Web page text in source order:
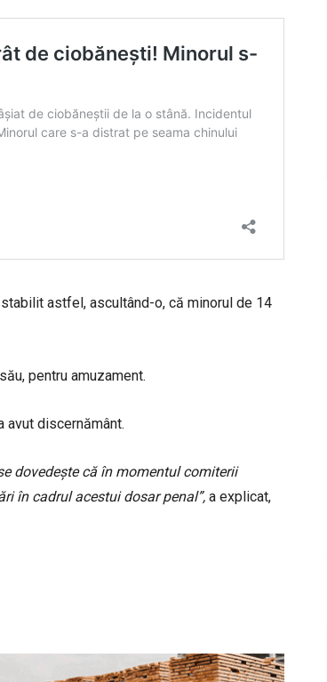
astfel, ascultând-o, că minorul de 14
pentru amuzament.
avut discernământ.
dovedește că în momentul comiterii
în cadrul acestui dosar penal”, a explicat,